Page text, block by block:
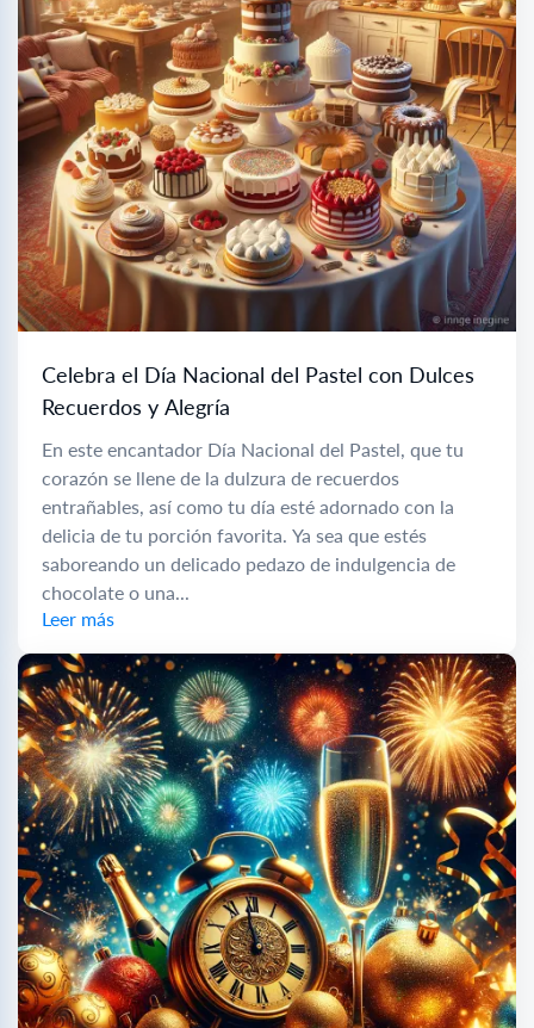
Celebra el Día Nacional del Pastel con Dulces
Recuerdos y Alegría
En este encantador Día Nacional del Pastel, que tu
corazón se llene de la dulzura de recuerdos
entrañables, así como tu día esté adornado con la
delicia de tu porción favorita. Ya sea que estés
saboreando un delicado pedazo de indulgencia de
chocolate o una...
Leer más